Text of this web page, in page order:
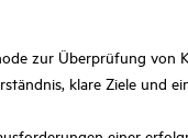
zur Überprüfung
klare Ziele und